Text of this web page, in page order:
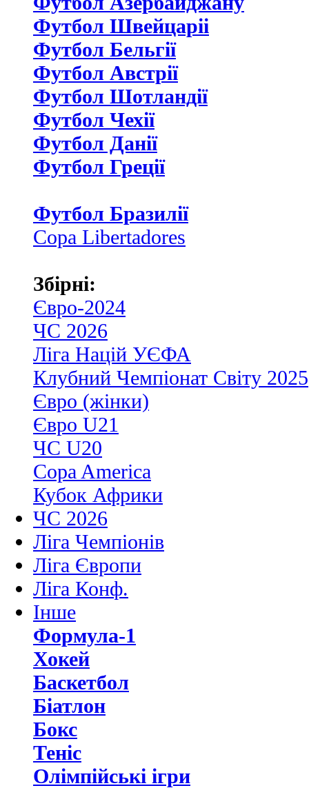
Футбол Швейцаріі
Футбол Бельгії
Футбол Австрії
Футбол Шотландії
Футбол Чехії
Футбол Данії
Футбол Греції
Футбол Бразилії
Copa Libertadores
Збірні:
Євро-2024
ЧС 2026
Ліга Націй УЄФА
Клубний Чемпіонат Світу 2025
Євро (жінки)
Євро U21
ЧС U20
Copa America
Кубок Африки
ЧС 2026
Ліга Чемпіонів
Ліга Європи
Ліга Конф.
Інше
Формула-1
Хокей
Баскетбол
Біатлон
Бокс
Теніс
Олімпійські ігри